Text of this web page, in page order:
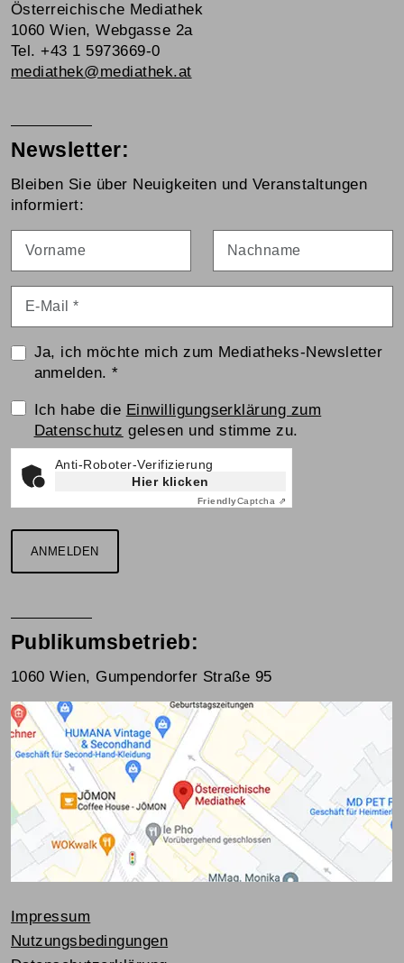
Österreichische Mediathek
1060 Wien, Webgasse 2a
Tel. +43 1 5973669-0
mediathek@mediathek.at
Newsletter:
Bleiben Sie über Neuigkeiten und Veranstaltungen
informiert:
Ja, ich möchte mich zum Mediatheks-Newsletter
anmelden.*
Einwilligungserklärung
Ich habe die Einwilligungserklärung zum
Datenschutz gelesen und stimme zu.
Anti-Roboter-Verifizierung
Hier klicken
FriendlyCaptcha ⇗
ANMELDEN
Publikumsbetrieb:
1060 Wien, Gumpendorfer Straße 95
Impressum
Nutzungsbedingungen